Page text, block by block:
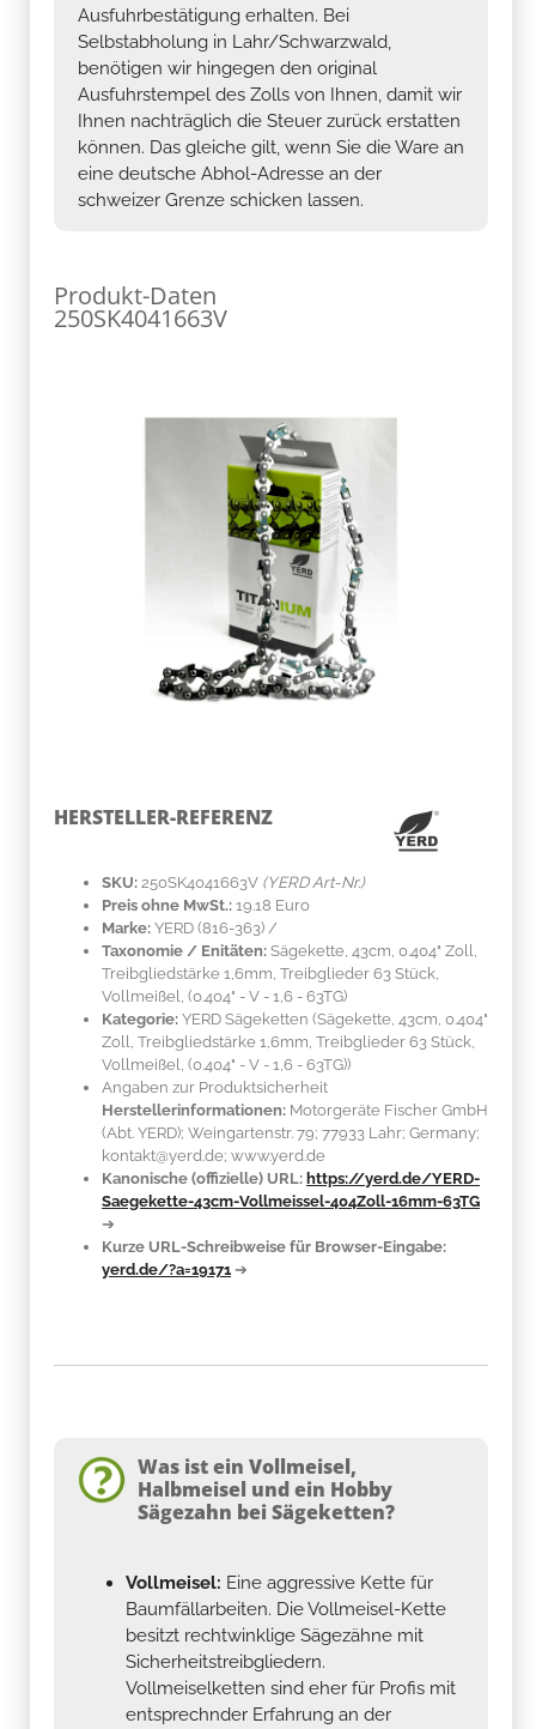
Ausfuhrbestätigung erhalten. Bei
Selbstabholung in Lahr/Schwarzwald,
benötigen wir hingegen den original
Ausfuhrstempel des Zolls von Ihnen, damit wir
Ihnen nachträglich die Steuer zurück erstatten
können. Das gleiche gilt, wenn Sie die Ware an
eine deutsche Abhol-Adresse an der
schweizer Grenze schicken lassen.
Produkt-Daten
250SK4041663V
HERSTELLER-REFERENZ
SKU: 250SK4041663V (YERD Art-Nr.)
Preis ohne MwSt.: 19.18 Euro
Marke: YERD (816-363) /
Taxonomie / Enitäten: Sägekette, 43cm, 0.404" Zoll,
Treibgliedstärke 1,6mm, Treibglieder 63 Stück,
Vollmeißel, (0.404" - V - 1,6 - 63TG)
Kategorie: YERD Sägeketten (Sägekette, 43cm, 0.404"
Zoll, Treibgliedstärke 1,6mm, Treibglieder 63 Stück,
Vollmeißel, (0.404" - V - 1,6 - 63TG))
Angaben zur Produktsicherheit
Herstellerinformationen: Motorgeräte Fischer GmbH
(Abt. YERD); Weingartenstr. 79; 77933 Lahr; Germany;
kontakt@yerd.de; www.yerd.de
Kanonische (offizielle) URL: https://yerd.de/YERD-
Saegekette-43cm-Vollmeissel-404Zoll-16mm-63TG
➔
Kurze URL-Schreibweise für Browser-Eingabe:
yerd.de/?a=19171➔
Was ist ein Vollmeisel,
Halbmeisel und ein Hobby
Sägezahn bei Sägeketten?
Vollmeisel: Eine aggressive Kette für
Baumfällarbeiten. Die Vollmeisel-Kette
besitzt rechtwinklige Sägezähne mit
Sicherheitstreibgliedern.
Vollmeiselketten sind eher für Profis mit
entsprechnder Erfahrung an der